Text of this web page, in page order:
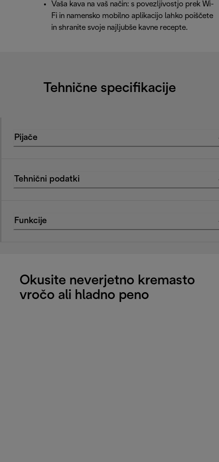
Vaša kava na vaš način: s povezljivostjo prek Wi-
Fi in namensko mobilno aplikacijo lahko poiščete
in shranite svoje najljubše kavne recepte.
Tehnične specifikacije
Pijače
Tehnični podatki
Funkcije
Okusite neverjetno kremasto
vročo ali hladno peno